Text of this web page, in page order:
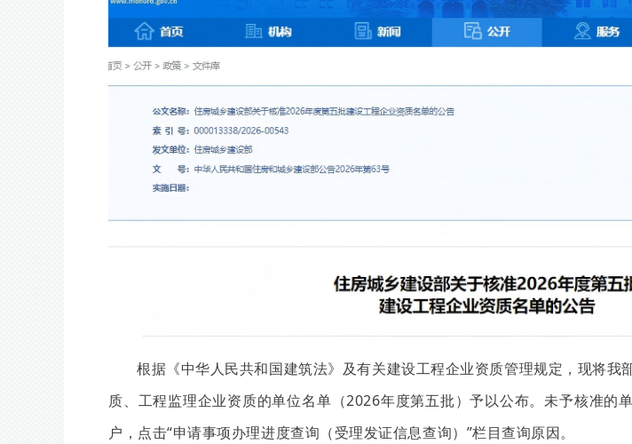
根据《中华人民共和国建筑法》及有关建设工程企业资质管理规定，现将我
质、工程监理企业资质的单位名单（2026年度第五批）予以公布。未予核准的
户，点击“申请事项办理进度查询（受理发证信息查询）”栏目查询原因。